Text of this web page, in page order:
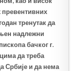
превентивних
тренутак да
надлежни
бачког г.
да треба
Србије и да нема